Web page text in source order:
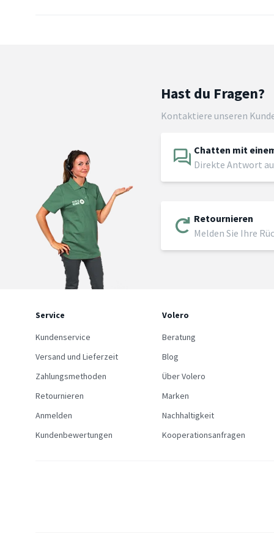
Hast du Fragen?
Kontaktiere unseren
Chatten mit
Direkte Antwort
Retournieren
Melden Sie Ihre
Service
Kundenservice
Versand und Lieferzeit
Zahlungsmethoden
Retournieren
Anmelden
Kundenbewertungen
Volero
Beratung
Blog
Über Volero
Marken
Nachhaltigkeit
Kooperationsanfragen